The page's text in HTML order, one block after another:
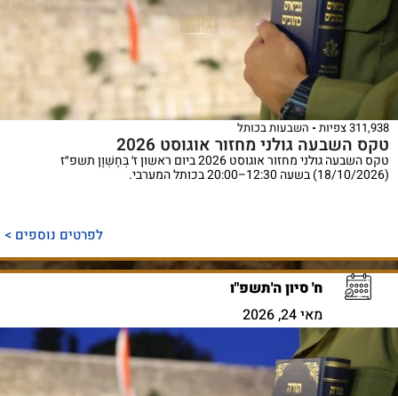
311,938 צפיות השבעות בכותל
טקס השבעה גולני מחזור אוגוסט 2026
טקס השבעה גולני מחזור אוגוסט 2026 ביום ראשון ז׳ בְּחֶשְׁוָן תשפ״ז
(18/10/2026) בשעה 12:30–20:00 בכותל המערבי.
לפרטים נוספים >
ח' סיון ה'תשפ"ו
מאי 24, 2026